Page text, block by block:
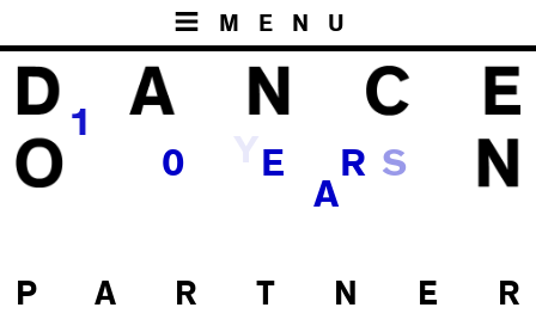
MENU
1
0 E
A
R
P A R T N E R